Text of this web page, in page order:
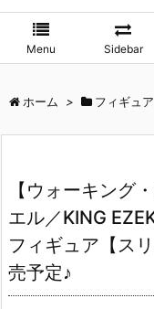
Menu Sidebar
ホーム > フィギュア
【ウォーキング
エル／KING
フィギュア【ス
売予定♪